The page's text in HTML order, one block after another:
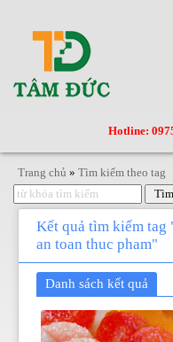
Hotline:
Trang chủ » Tìm kiếm theo tag
Kết quả tìm kiếm
an toan thuc pham"
Danh sách kết quả